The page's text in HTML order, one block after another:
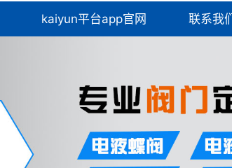
kaiyun平台app官网 联系我们